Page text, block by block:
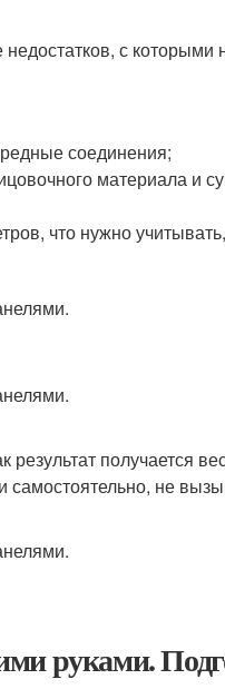
с которыми
соединения;
материала и
что нужно
получается
не
руками.